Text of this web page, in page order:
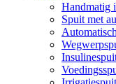
Handmatig
Spuit met